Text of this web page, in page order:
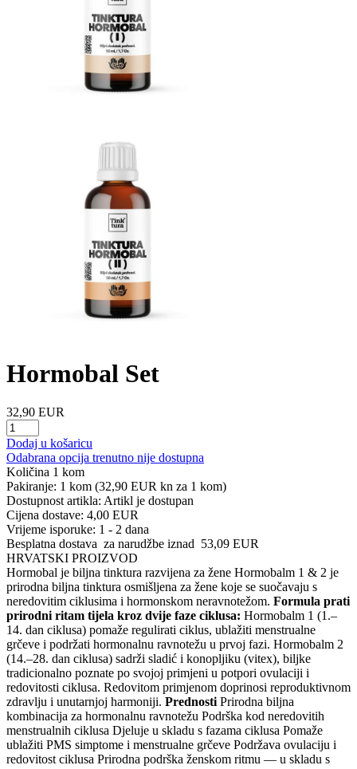
Hormobal Set
32,90 EUR
Dodaj u košaricu
Odabrana opcija trenutno nije dostupna
Količina 1 kom
Pakiranje: 1 kom (32,90 EUR kn za 1 kom)
Dostupnost artikla: Artikl je dostupan
Cijena dostave: 4,00 EUR
Vrijeme isporuke: 1 - 2 dana
Besplatna dostava za narudžbe iznad 53,09 EUR
HRVATSKI PROIZVOD
Hormobal je biljna tinktura razvijena za žene Hormobalm 1 & 2 je
prirodna biljna tinktura osmišljena za žene koje se suočavaju s
neredovitim ciklusima i hormonskom neravnotežom. Formula prati
prirodni ritam tijela kroz dvije faze ciklusa: Hormobalm 1 (1.–
14. dan ciklusa) pomaže regulirati ciklus, ublažiti menstrualne
grčeve i podržati hormonalnu ravnotežu u prvoj fazi. Hormobalm 2
(14.–28. dan ciklusa) sadrži sladić i konopljiku (vitex), biljke
tradicionalno poznate po svojoj primjeni u potpori ovulaciji i
redovitosti ciklusa. Redovitom primjenom doprinosi reproduktivnom
zdravlju i unutarnjoj harmoniji. Prednosti Prirodna biljna
kombinacija za hormonalnu ravnotežu Podrška kod neredovitih
menstrualnih ciklusa Djeluje u skladu s fazama ciklusa Pomaže
ublažiti PMS simptome i menstrualne grčeve Podržava ovulaciju i
redovitost ciklusa Prirodna podrška ženskom ritmu — u skladu s